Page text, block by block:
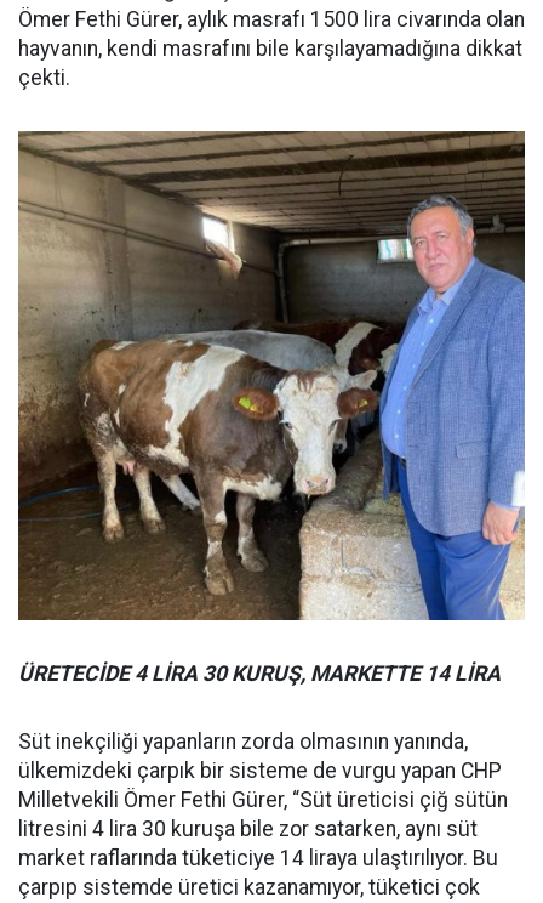
Ömer Fethi Gürer, aylık masrafı 1500 lira civarında olan
hayvanın, kendi masrafını bile karşılayamadığına dikkat
çekti.
ÜRETECİDE 4 LİRA 30 KURUŞ, MARKETTE 14 LİRA
Süt inekçiliği yapanların zorda olmasının yanında,
ülkemizdeki çarpık bir sisteme de vurgu yapan CHP
Milletvekili Ömer Fethi Gürer, “Süt üreticisi çiğ sütün
litresini 4 lira 30 kuruşa bile zor satarken, aynı süt
market raflarında tüketiciye 14 liraya ulaştırılıyor. Bu
çarpıp sistemde üretici kazanamıyor, tüketici çok